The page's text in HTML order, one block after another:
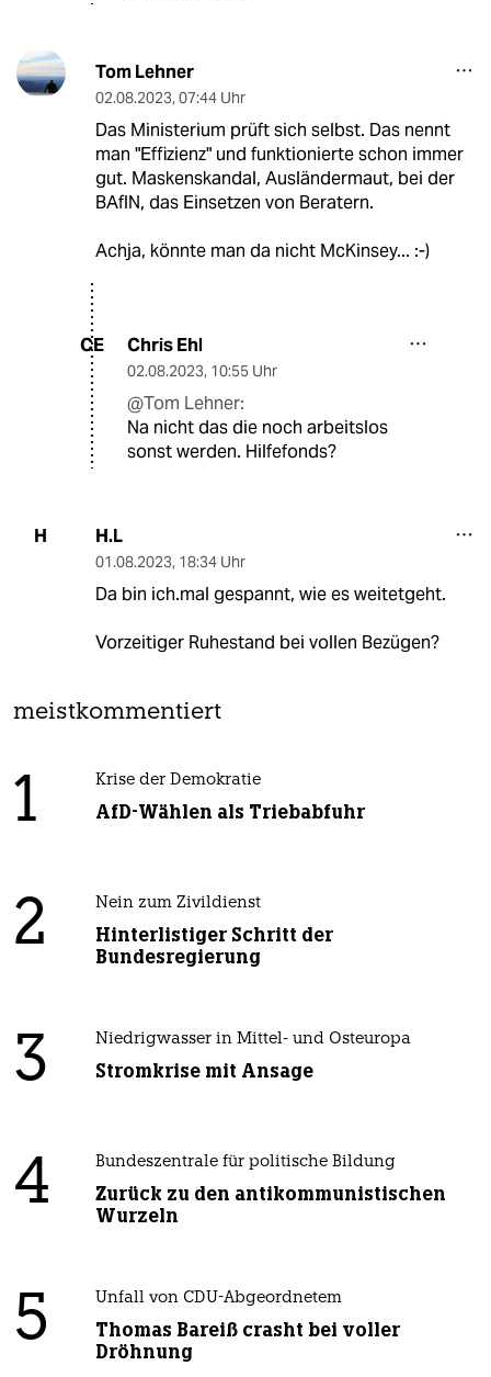
Tom Lehner
02.08.2023, 07:44 Uhr
Das Ministerium prüft sich selbst. Das nennt
man "Effizienz" und funktionierte schon immer
gut. Maskenskandal, Ausländermaut, bei der
BAfIN, das Einsetzen von Beratern.
Achja, könnte man da nicht McKinsey... :-)
CE Chris Ehl
02.08.2023, 10:55 Uhr
@Tom Lehner:
Na nicht das die noch arbeitslos
sonst werden. Hilfefonds?
H H.L
01.08.2023, 18:34 Uhr
Da bin ich.mal gespannt, wie es weitetgeht.
Vorzeitiger Ruhestand bei vollen Bezügen?
meistkommentiert
1 Krise der Demokratie
AfD-Wählen als Triebabfuhr
2 Nein zum Zivildienst
Hinterlistiger Schritt der
Bundesregierung
3 Niedrigwasser in Mittel- und Osteuropa
Stromkrise mit Ansage
4 Bundeszentrale für politische Bildung
Zurück zu den antikommunistischen
Wurzeln
5 Unfall von CDU-Abgeordnetem
Thomas Bareiß crasht bei voller
Dröhnung